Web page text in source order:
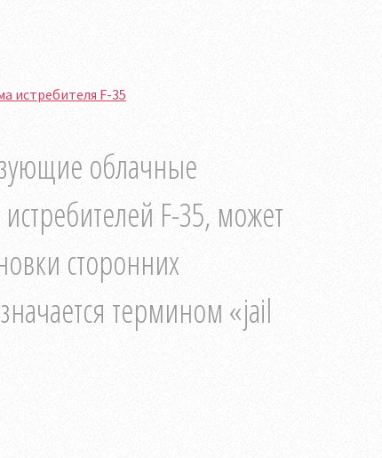
истребителя F-35
облачные
F-35, может
сторонних
термином «jail